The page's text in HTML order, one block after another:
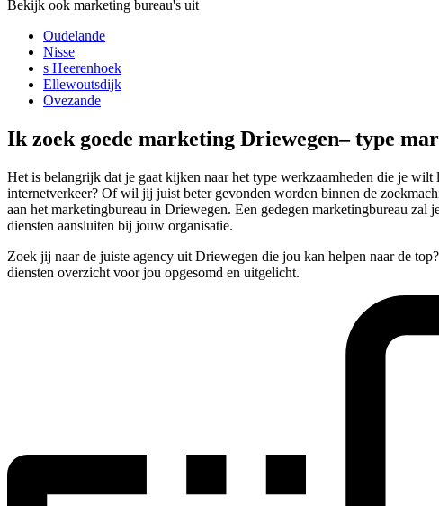
Bekijk ook marketing bureau's uit
Oudelande
Nisse
s Heerenhoek
Ellewoutsdijk
Ovezande
Ik zoek goede marketing Driewegen– type
Het is belangrijk dat je gaat kijken naar het type werkzaamheden die je
internetverkeer? Of wil jij juist beter gevonden worden binnen de
aan het marketingbureau in Driewegen. Een gedegen marketingbureau
diensten aansluiten bij jouw organisatie.
Zoek jij naar de juiste agency uit Driewegen die jou kan helpen naar de
diensten overzicht voor jou opgesomd en uitgelicht.